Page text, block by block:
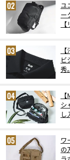
ユ
ー
ビ
秀
シ
し
ワ
の